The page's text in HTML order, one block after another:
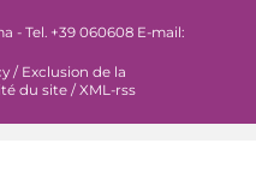
- Tel. +39 060608 E-mail:
/ Exclusion de la
du site / XML-rss